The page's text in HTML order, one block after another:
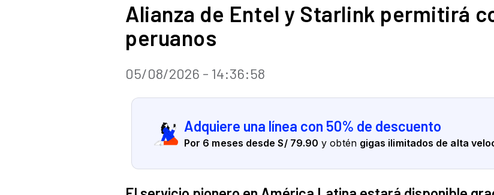
Alianza de Entel y Starlink permitirá
peruanos
05/08/2026 - 14:36:58
Adquiere una línea con 50% de descuento
Por 6 meses desde S/ 79.90 y obtén gigas ilimitados de alta